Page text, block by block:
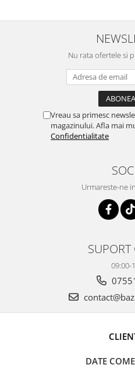
Nu rata ofertele si
Vreau sa primesc
magazinului. Afla mai
Confidentialitate
Urmareste-ne
SUPORT
09:00-
DATE